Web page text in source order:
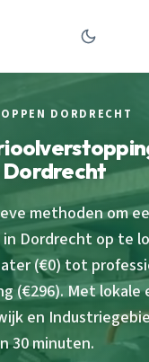
DORDRECHT
methoden om
Dordrecht op te
(€0) tot
(€296). Met
en
30 minuten.